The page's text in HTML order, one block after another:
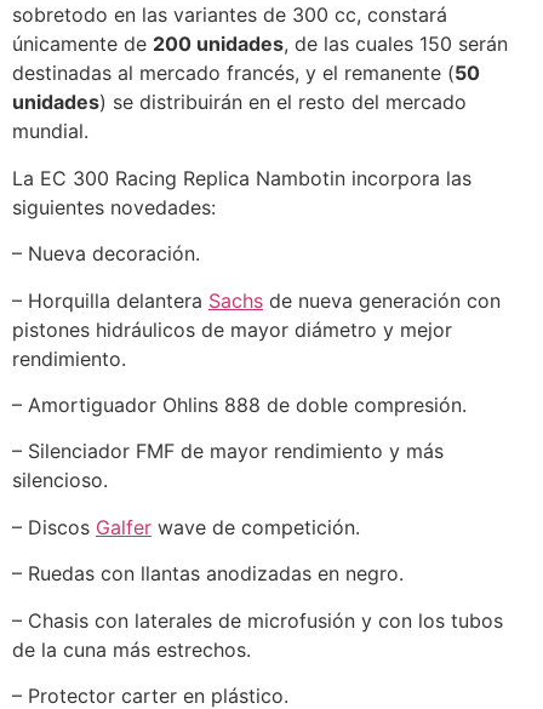
sobretodo en las variantes de 300 cc, constará
únicamente de 200 unidades, de las cuales 150 serán
destinadas al mercado francés, y el remanente (50
unidades) se distribuirán en el resto del mercado
mundial.
La EC 300 Racing Replica Nambotin incorpora las
siguientes novedades:
– Nueva decoración.
– Horquilla delantera Sachs de nueva generación con
pistones hidráulicos de mayor diámetro y mejor
rendimiento.
– Amortiguador Ohlins 888 de doble compresión.
– Silenciador FMF de mayor rendimiento y más
silencioso.
– Discos Galfer wave de competición.
– Ruedas con llantas anodizadas en negro.
– Chasis con laterales de microfusión y con los tubos
de la cuna más estrechos.
– Protector carter en plástico.